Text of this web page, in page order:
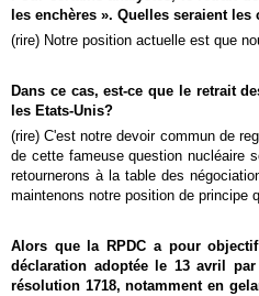
les enchères ». Quelles seraient
(rire) Notre position actuelle est que
Dans ce cas, est-ce que le retrait
les Etats-Unis?
(rire) C'est notre devoir commun de
de cette fameuse question nucléaire
retournerons à la table des
maintenons notre position de principe
Alors que la RPDC a pour
déclaration adoptée le 13 avril
résolution 1718, notamment en